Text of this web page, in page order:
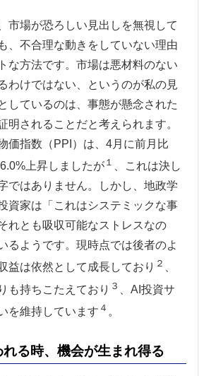
市場が恐ろしい見出しを無視して
、不合理な動きをしていない理由
な方法です。市場は悪材料のない
わけではない、というのが私の見
しているのは、事態が懸念された
明されることだと考えられます。
価指数（PPI）は、4月に前月比
上昇しましたが １
、これは決し
ではありません。しかし、地政学
資家は「これはシステミックな事
れとも吸収可能なストレスなの
るようです。現時点では後者のよ
益は依然として成長しており ２ 、
も持ちこたえており ３
、AI投資サ
を維持しています ４ 。
る時、機会が生まれ得る